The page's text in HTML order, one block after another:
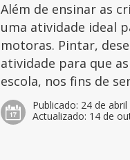
Além de ensinar as
uma atividade ideal
motoras. Pintar,
atividade para que
escola, nos fins de
Publicado: 24 de
Actualizado: 14 de